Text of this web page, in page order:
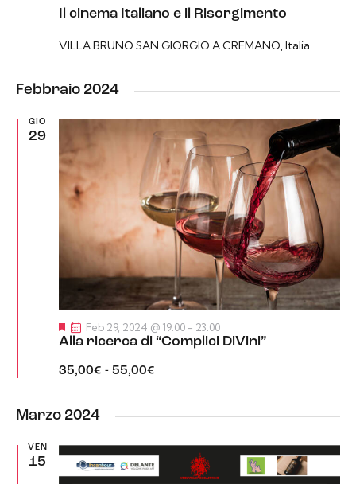
Il cinema Italiano e il Risorgimento
VILLA BRUNO SAN GIORGIO A CREMANO, Italia
Febbraio 2024
GIO
29
Alla ricerca di “Complici DiVini”
S
e
a
t
i
Feb 29, 2024 @ 19:00 - 23:00
35,00€ - 55,00€
Marzo 2024
VEN
15